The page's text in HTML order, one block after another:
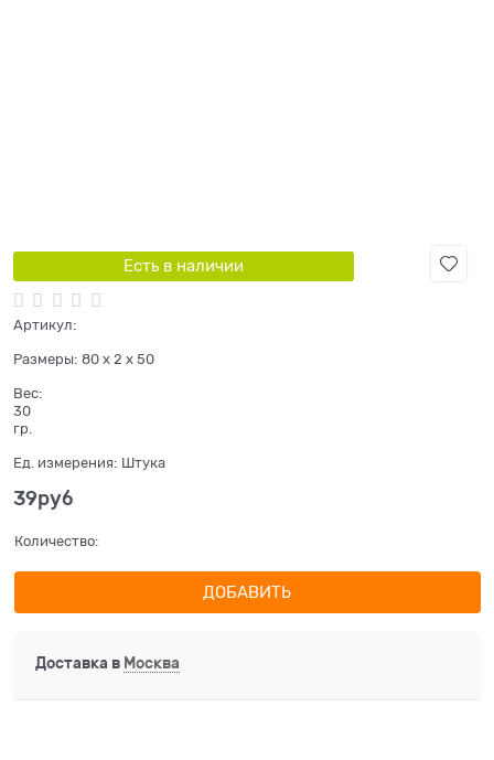
Есть в наличии
Артикул:
Размеры: 80 x 2 x 50
Вес:
30
гр.
Ед. измерения: Штука
39руб
Количество:
ДОБАВИТЬ
Доставка в Москва